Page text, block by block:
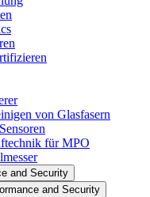
von Glasfasern
für MPO
and Security
and Security